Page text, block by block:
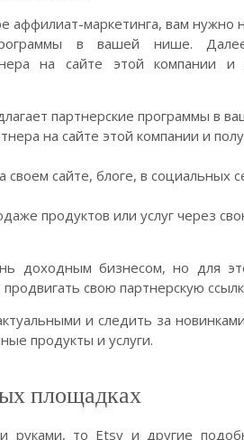
аффилиат-маркетинга, вам нужно
программы в вашей нише.
на сайте этой компании и
партнерские программы в
на сайте этой компании и
своем сайте, блоге, в социальных
продуктов или услуг через
доходным бизнесом, но для
свою партнерскую
и следить за
продукты и услуги.
площадках
руками, то Etsy и другие